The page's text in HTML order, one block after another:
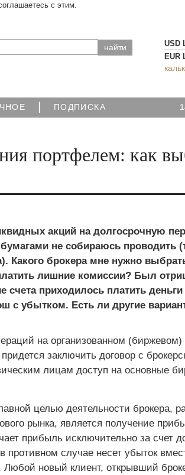
с этим.
USD
EUR
| ПОДПИСКА
портфелем: как
акций на долгосрочную
не собираюсь проводить
Какого брокера мне нужно
лишние комиссии? Был
счета приходилось платить
с убытком. Есть ли другие
на организованном
заключить договор с
лицам доступ на основные
целью деятельности брокера,
рынка, является получение
прибыль исключительно за счет
противном случае несет убыток
новый клиент, открывший